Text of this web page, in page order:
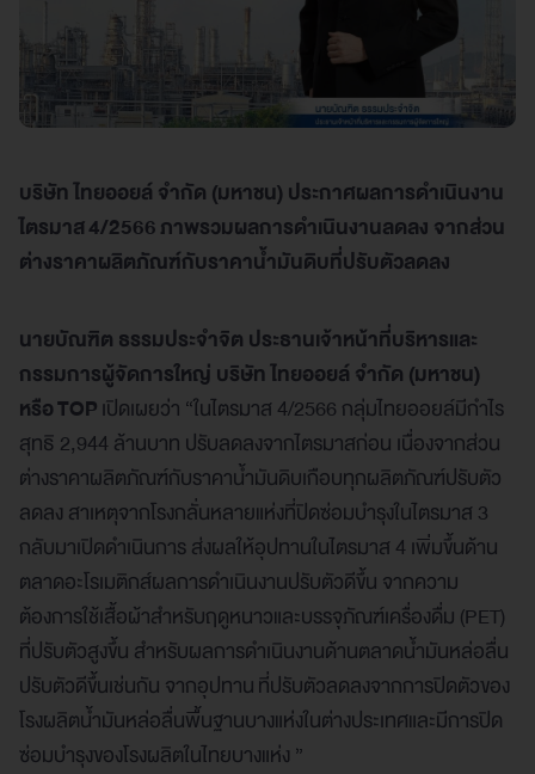
บริษัท ไทยออยล์ จำกัด (มหาชน) ประกาศผลการดำเนินงาน
ไตรมาส4/2566ภาพรวมผลการดำเนินงานลดลง จากส่วน
ต่างราคาผลิตภัณฑ์กับราคาน้ำมันดิบที่ปรับตัวลดลง
นายบัณฑิต ธรรมประจำจิต ประธานเจ้าหน้าที่บริหารและ
กรรมการผู้จัดการใหญ่ บริษัท ไทยออยล์ จำกัด (มหาชน)
หรือ TOPเปิดเผยว่า “ในไตรมาส 4/2566 กลุ่มไทยออยล์มีกำไร
สุทธิ 2,944 ล้านบาท ปรับลดลงจากไตรมาสก่อน เนื่องจากส่วน
ต่างราคาผลิตภัณฑ์กับราคาน้ำมันดิบเกือบทุกผลิตภัณฑ์ปรับตัว
ลดลง สาเหตุจากโรงกลั่นหลายแห่งที่ปิดซ่อมบำรุงในไตรมาส 3
กลับมาเปิดดำเนินการ ส่งผลให้อุปทานในไตรมาส 4 เพิ่มขึ้นด้าน
ตลาดอะโรเมติกส์ผลการดำเนินงานปรับตัวดีขึ้น จากความ
ต้องการใช้เสื้อผ้าสำหรับฤดูหนาวและบรรจุภัณฑ์เครื่องดื่ม (PET)
ที่ปรับตัวสูงขึ้น สำหรับผลการดำเนินงานด้านตลาดน้ำมันหล่อลื่น
ปรับตัวดีขึ้นเช่นกัน จากอุปทาน ที่ปรับตัวลดลงจากการปิดตัวของ
โรงผลิตน้ำมันหล่อลื่นพื้นฐานบางแห่งในต่างประเทศและมีการปิด
ซ่อมบำรุงของโรงผลิตในไทยบางแห่ง ”